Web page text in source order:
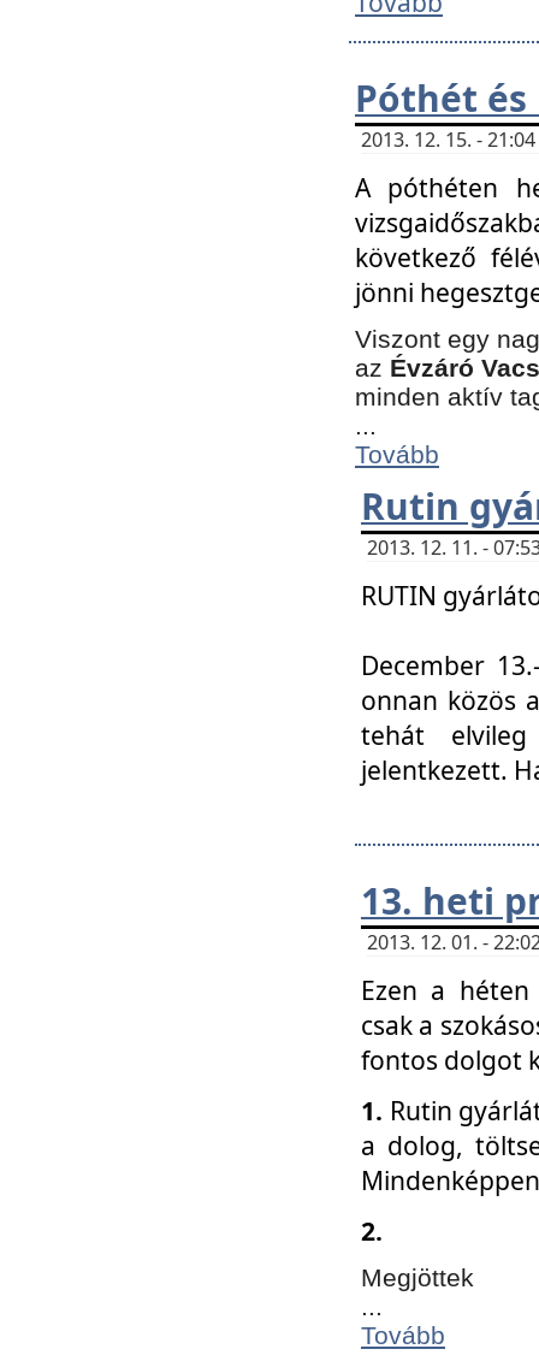
Póthét és
2013. 12. 15. -
A póthéten
következő
jönni
Viszont egy
az Évzáró
minden aktív
...
Tovább
Rutin
2013. 12. 11. -
RUTIN
December
onnan közös
tehát
jelentkezett.
13. heti
2013. 12. 01. -
Ezen a
csak a
fontos dolgot
1. Rutin
a dolog,
2.
Megjöttek
...
Tovább